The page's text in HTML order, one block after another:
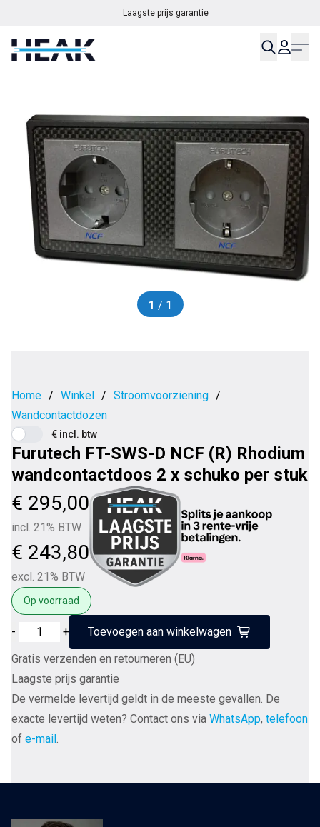
Laagste prijs garantie
1 / 1
Home / Winkel / Stroomvoorziening /
Wandcontactdozen
€ incl. btw
Furutech FT-SWS-D NCF (R) Rhodium
wandcontactdoos 2 x schuko per stuk
€ 295,00
incl. 21% BTW
€ 243,80
excl. 21% BTW
Op voorraad
Furutech
(R)
- +
Toevoegen aan winkelwagen
Gratis verzenden en retourneren (EU)
Laagste prijs garantie
De vermelde levertijd geldt in de meeste gevallen. De
exacte levertijd weten? Contact ons via WhatsApp, telefoon
of e-mail